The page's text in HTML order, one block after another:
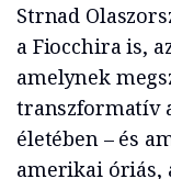
Strnad
a Fiocchira is,
amelynek
transzformatív
életében – és
amerikai óriás,